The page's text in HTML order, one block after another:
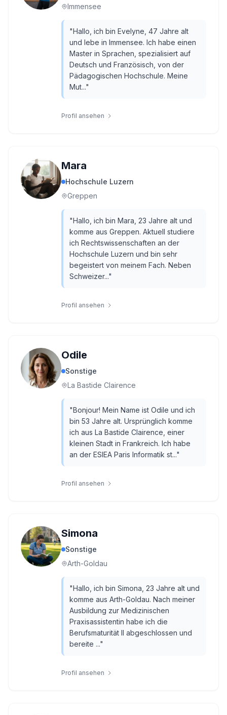
Immensee
"Hallo, ich bin Evelyne, 47 Jahre alt
und lebe in Immensee. Ich habe einen
Master in Sprachen, spezialisiert auf
Deutsch und Französisch, von der
Pädagogischen Hochschule. Meine
Mut..."
Profil ansehen
Mara
Hochschule Luzern
Greppen
"Hallo, ich bin Mara, 23 Jahre alt und
komme aus Greppen. Aktuell studiere
ich Rechtswissenschaften an der
Hochschule Luzern und bin sehr
begeistert von meinem Fach. Neben
Schweizer..."
Profil ansehen
Odile
Sonstige
La Bastide Clairence
"Bonjour! Mein Name ist Odile und ich
bin 53 Jahre alt. Ursprünglich komme
ich aus La Bastide Clairence, einer
kleinen Stadt in Frankreich. Ich habe
an der ESIEA Paris Informatik st..."
Profil ansehen
Simona
Sonstige
Arth-Goldau
"Hallo, ich bin Simona, 23 Jahre alt und
komme aus Arth-Goldau. Nach meiner
Ausbildung zur Medizinischen
Praxisassistentin habe ich die
Berufsmaturität II abgeschlossen und
bereite ..."
Profil ansehen